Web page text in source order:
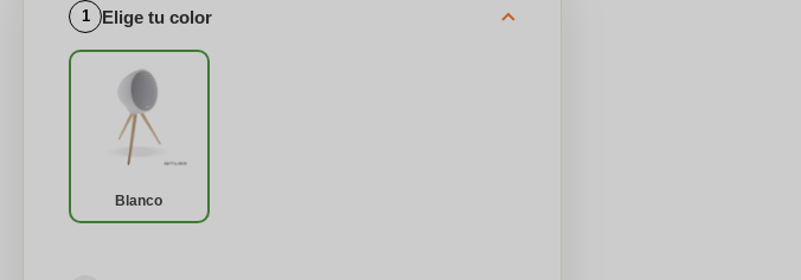
1 Elige tu color
Blanco